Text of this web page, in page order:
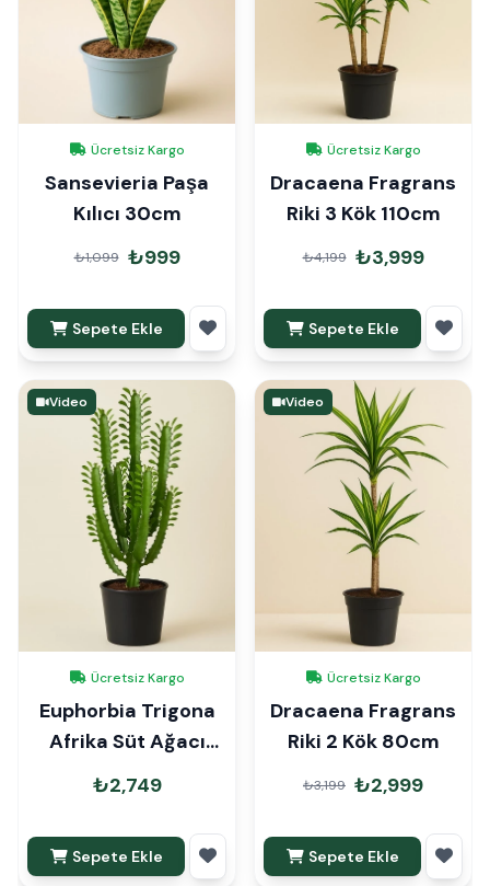
Ücretsiz Kargo
Sansevieria Paşa
Kılıcı 30cm
₺1,099 ₺999
Sepete Ekle
Ücretsiz Kargo
Dracaena Fragrans
Riki 3 Kök 110cm
₺4,199 ₺3,999
Sepete Ekle
Video
Ücretsiz Kargo
Euphorbia Trigona
Afrika Süt Ağacı
100cm
₺2,749
Sepete Ekle
Video
Ücretsiz Kargo
Dracaena Fragrans
Riki 2 Kök 80cm
₺3,199 ₺2,999
Sepete Ekle